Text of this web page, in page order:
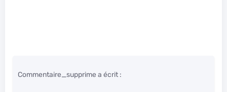
Commentaire_supprime a écrit :